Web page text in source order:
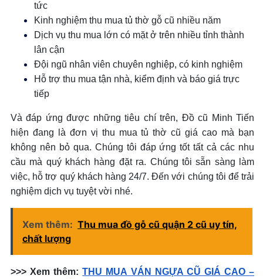
tức
Kinh nghiệm thu mua tủ thờ gỗ cũ nhiều năm
Dịch vụ thu mua lớn có mặt ở trên nhiều tỉnh thành
lân cận
Đội ngũ nhân viên chuyên nghiệp, có kinh nghiệm
Hỗ trợ thu mua tận nhà, kiểm định và báo giá trực
tiếp
Và đáp ứng được những tiêu chí trên, Đồ cũ Minh Tiến
hiện đang là đơn vị thu mua tủ thờ cũ giá cao mà bạn
không nên bỏ qua. Chúng tôi đáp ứng tốt tất cả các nhu
cầu mà quý khách hàng đặt ra. Chúng tôi sẵn sàng làm
việc, hỗ trợ quý khách hàng 24/7. Đến với chúng tôi để trải
nghiệm dịch vụ tuyệt vời nhé.
Xem thêm: Thu mua đồ gỗ cũ quận 2 cũ uy tín,
chất lượng
>>> Xem thêm:THU MUA VÁN NGỰA CŨ GIÁ CAO –